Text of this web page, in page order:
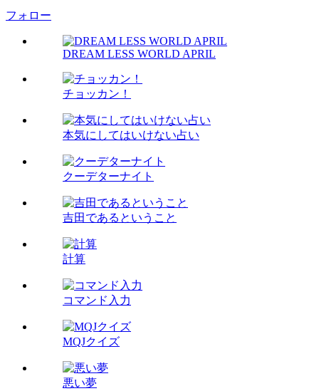
フォロー
DREAM LESS WORLD APRIL
チョッカン！
本気にしてはいけない占い
クーデターナイト
吉田であるということ
計算
コマンド入力
MQJクイズ
悪い夢